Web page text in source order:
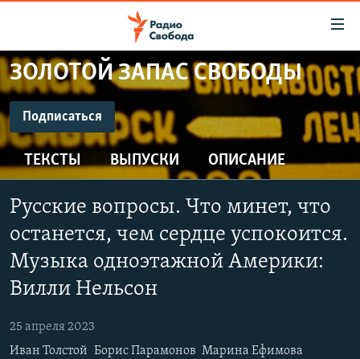
упрощенного
доступа
Вернуться
к
основному
содержанию
Вернутся
главной
навигации
Вернутся
поиску
ПРОГРАММЫ
ПОДКАСТЫ
АВТОРСКИЕ ПРОЕКТЫ
ЦИТАТЫ СВОБОДЫ
МНЕНИЯ
КУЛЬТУРА
IDEL.РЕАЛИИ
КАВКАЗ.РЕАЛИИ
СИБИРЬ.РЕАЛИИ
ЗОЛОТОЙ ЗАПАС СВОБОДЫ
Подписаться
ПОДПИСАТЬСЯ
Подписаться
ТЕКСТЫ ВЫПУСКИ ОПИСАНИЕ
Русские вопросы. Что минет, что
останется, чем сердце успокоится.
Музыка одноэтажной Америки:
Вилли Нельсон
25 апреля 2023
Иван Толстой Борис Парамонов Марина Ефимова